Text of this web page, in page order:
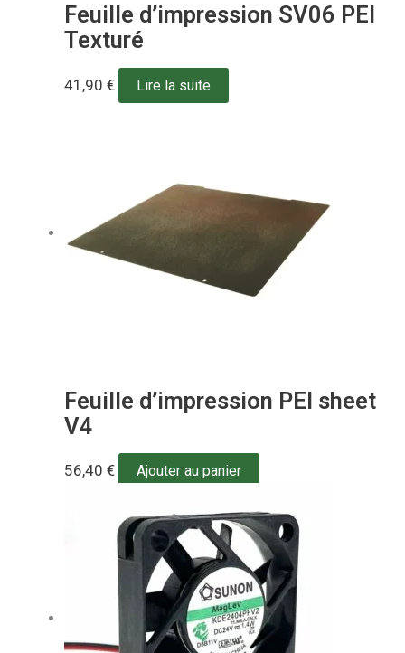
Feuille d’impression SV06 PEI
Texturé
41,90 € Lire la suite
Feuille d’impression PEI sheet
V4
56,40 € Ajouter au panier